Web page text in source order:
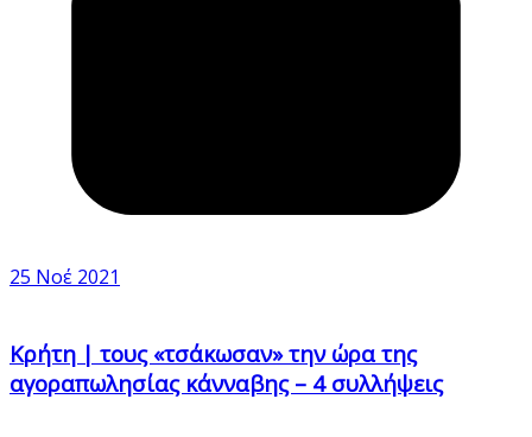
25 Νοέ 2021
Κρήτη | τους «τσάκωσαν» την ώρα της
αγοραπωλησίας κάνναβης – 4 συλλήψεις